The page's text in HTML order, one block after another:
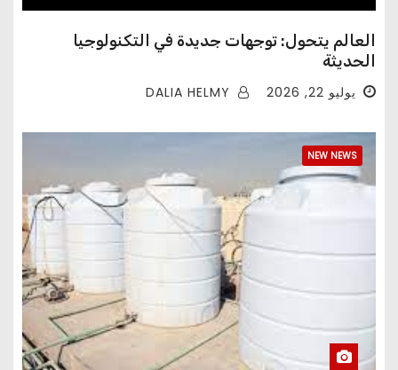
العالم يتحول: توجهات جديدة في التكنولوجيا
الحديثة
يوليو 22, 2026
NEW NEWS